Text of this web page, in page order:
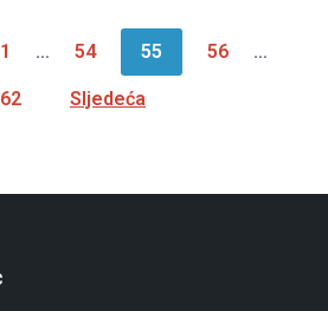
1 … 54 55 56 …
62 Sljedeća